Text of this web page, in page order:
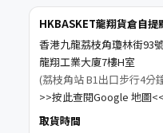
HKBASKET龍翔貨倉自提
香港九龍荔枝角瓊林街93
龍翔工業大廈7樓H室
(荔枝角站 B1出口步行4分
>>按此查閱Google 地圖<<
取貨時間